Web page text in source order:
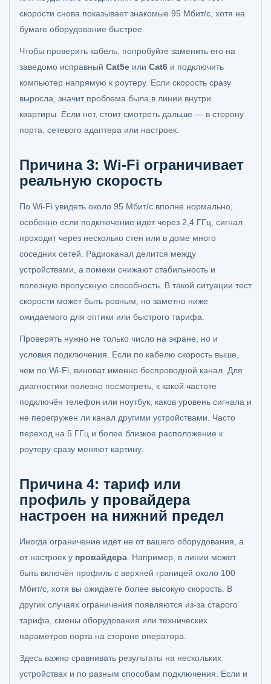
скорости снова показывает знакомые 95 Мбит/с, хотя на
бумаге оборудование быстрее.
Чтобы проверить кабель, попробуйте заменить его на
заведомо исправный Cat5e или Cat6 и подключить
компьютер напрямую к роутеру. Если скорость сразу
выросла, значит проблема была в линии внутри
квартиры. Если нет, стоит смотреть дальше — в сторону
порта, сетевого адаптера или настроек.
Причина 3: Wi‑Fi ограничивает
реальную скорость
По Wi‑Fi увидеть около 95 Мбит/с вполне нормально,
особенно если подключение идёт через 2,4 ГГц, сигнал
проходит через несколько стен или в доме много
соседних сетей. Радиоканал делится между
устройствами, а помехи снижают стабильность и
полезную пропускную способность. В такой ситуации тест
скорости может быть ровным, но заметно ниже
ожидаемого для оптики или быстрого тарифа.
Проверять нужно не только число на экране, но и
условия подключения. Если по кабелю скорость выше,
чем по Wi‑Fi, виноват именно беспроводной канал. Для
диагностики полезно посмотреть, к какой частоте
подключён телефон или ноутбук, каков уровень сигнала и
не перегружен ли канал другими устройствами. Часто
переход на 5 ГГц и более близкое расположение к
роутеру сразу меняют картину.
Причина 4: тариф или
профиль у провайдера
настроен на нижний предел
Иногда ограничение идёт не от вашего оборудования, а
от настроек у провайдера . Например, в линии может
быть включён профиль с верхней границей около 100
Мбит/с, хотя вы ожидаете более высокую скорость. В
других случаях ограничения появляются из-за старого
тарифа, смены оборудования или технических
параметров порта на стороне оператора.
Здесь важно сравнивать результаты на нескольких
устройствах и по разным способам подключения. Если и